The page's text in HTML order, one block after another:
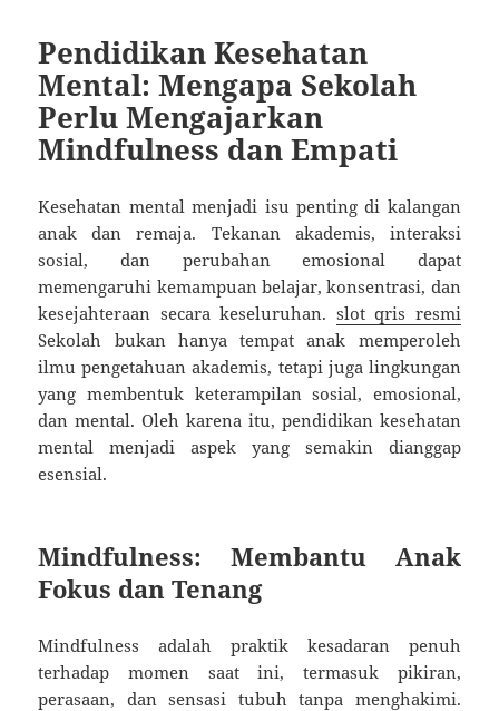
Pendidikan Kesehatan
Mental: Mengapa Sekolah
Perlu Mengajarkan
Mindfulness dan Empati
Kesehatan mental menjadi isu penting di kalangan
anak dan remaja. Tekanan akademis, interaksi
sosial, dan perubahan emosional dapat
memengaruhi kemampuan belajar, konsentrasi, dan
kesejahteraan secara keseluruhan. slot qris resmi
Sekolah bukan hanya tempat anak memperoleh
ilmu pengetahuan akademis, tetapi juga lingkungan
yang membentuk keterampilan sosial, emosional,
dan mental. Oleh karena itu, pendidikan kesehatan
mental menjadi aspek yang semakin dianggap
esensial.
Mindfulness: Membantu Anak
Fokus dan Tenang
Mindfulness adalah praktik kesadaran penuh
terhadap momen saat ini, termasuk pikiran,
perasaan, dan sensasi tubuh tanpa menghakimi.